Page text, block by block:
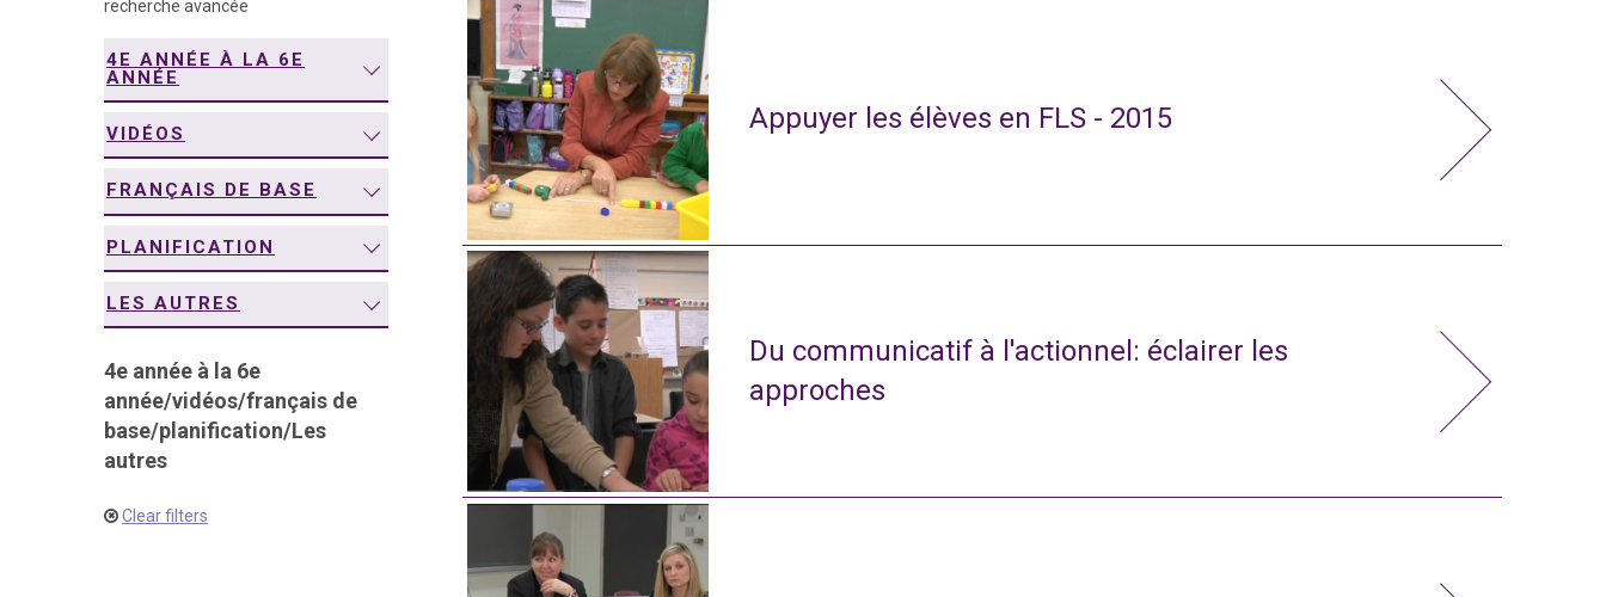
recherche avancée
4E ANNÉE À LA 6E
ANNÉE
VIDÉOS
FRANÇAIS DE BASE
PLANIFICATION
LES AUTRES
4e année à la 6e
année/vidéos/français de
base/planification/Les
autres
Clear filters
Appuyer les élèves en FLS - 2015
Du communicatif à l'actionnel: éclairer les
approches